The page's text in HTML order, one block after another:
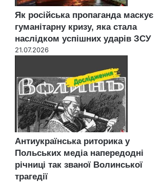
Як російська пропаганда маскує
гуманітарну кризу, яка стала
наслідком успішних ударів ЗСУ
21.07.2026
Антиукраїнська риторика у
Польських медіа напередодні
річниці так званої Волинської
трагедії